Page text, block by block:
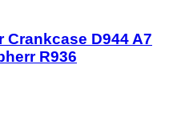
D944 A7
R936